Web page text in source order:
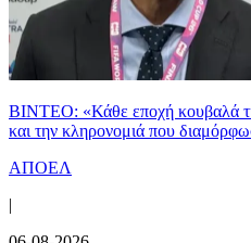
ΒΙΝΤΕΟ: «Κάθε εποχή κουβαλά τις
και την κληρονομιά που
ΑΠΟΕΛ
|